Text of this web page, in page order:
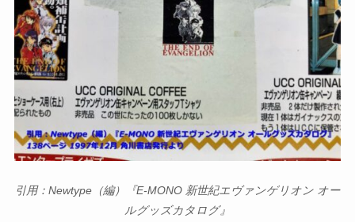
引用：Newtype（編）『E-MONO 新世紀エヴァンゲリオン オー
ルグッズカタログ』